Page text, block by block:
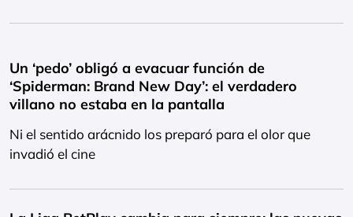
Un ‘pedo’ obligó a evacuar función de
‘Spiderman: Brand New Day’: el verdadero
villano no estaba en la pantalla
Ni el sentido arácnido los preparó para el olor que
invadió el cine